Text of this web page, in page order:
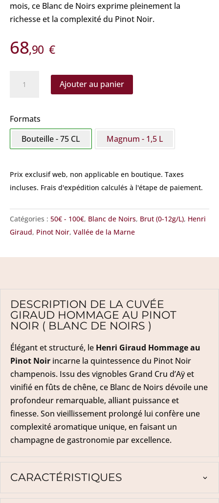
mois, ce Blanc de Noirs exprime pleinement la
richesse et la complexité du Pinot Noir.
68,90 €
-
Hommage
Noir
(
De
Noirs
)
Ajouter au panier
Formats
Bouteille - 75 CL
Magnum - 1,5 L
Prix exclusif web, non applicable en boutique. Taxes
incluses. Frais d'expédition calculés à l'étape de paiement.
Catégories : 50€ - 100€, Blanc de Noirs, Brut (0-12g/L), Henri
Giraud, Pinot Noir, Vallée de la Marne
DESCRIPTION DE LA CUVÉE
GIRAUD HOMMAGE AU PINOT
NOIR ( BLANC DE NOIRS )
Élégant et structuré, le Henri Giraud Hommage au
Pinot Noir incarne la quintessence du Pinot Noir
champenois. Issu des vignobles Grand Cru d’Aÿ et
vinifié en fûts de chêne, ce Blanc de Noirs dévoile une
profondeur remarquable, alliant puissance et
finesse. Son vieillissement prolongé lui confère une
complexité aromatique unique, en faisant un
champagne de gastronomie par excellence.
CARACTÉRISTIQUES